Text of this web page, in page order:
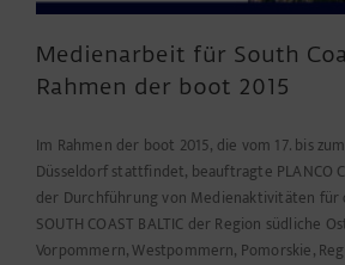
Medienarbeit für South
Rahmen der boot 2015
Im Rahmen der boot 2015, die vom 17. bis
Düsseldorf stattfindet, beauftragte PLANCO
der Durchführung von Medienaktivitäten
SOUTH COAST BALTIC der Region südliche
Vorpommern, Westpommern, Pomorskie,